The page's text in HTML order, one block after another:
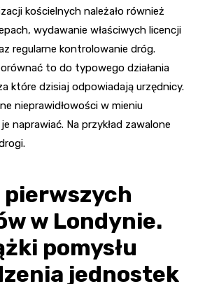
kościelnych należało również
wydawanie właściwych licencji
regularne kontrolowanie dróg.
to do typowego działania
które dzisiaj odpowiadają urzędnicy.
nieprawidłowości w mieniu
naprawiać. Na przykład zawalone
w Londynie.
pomysłu
jednostek